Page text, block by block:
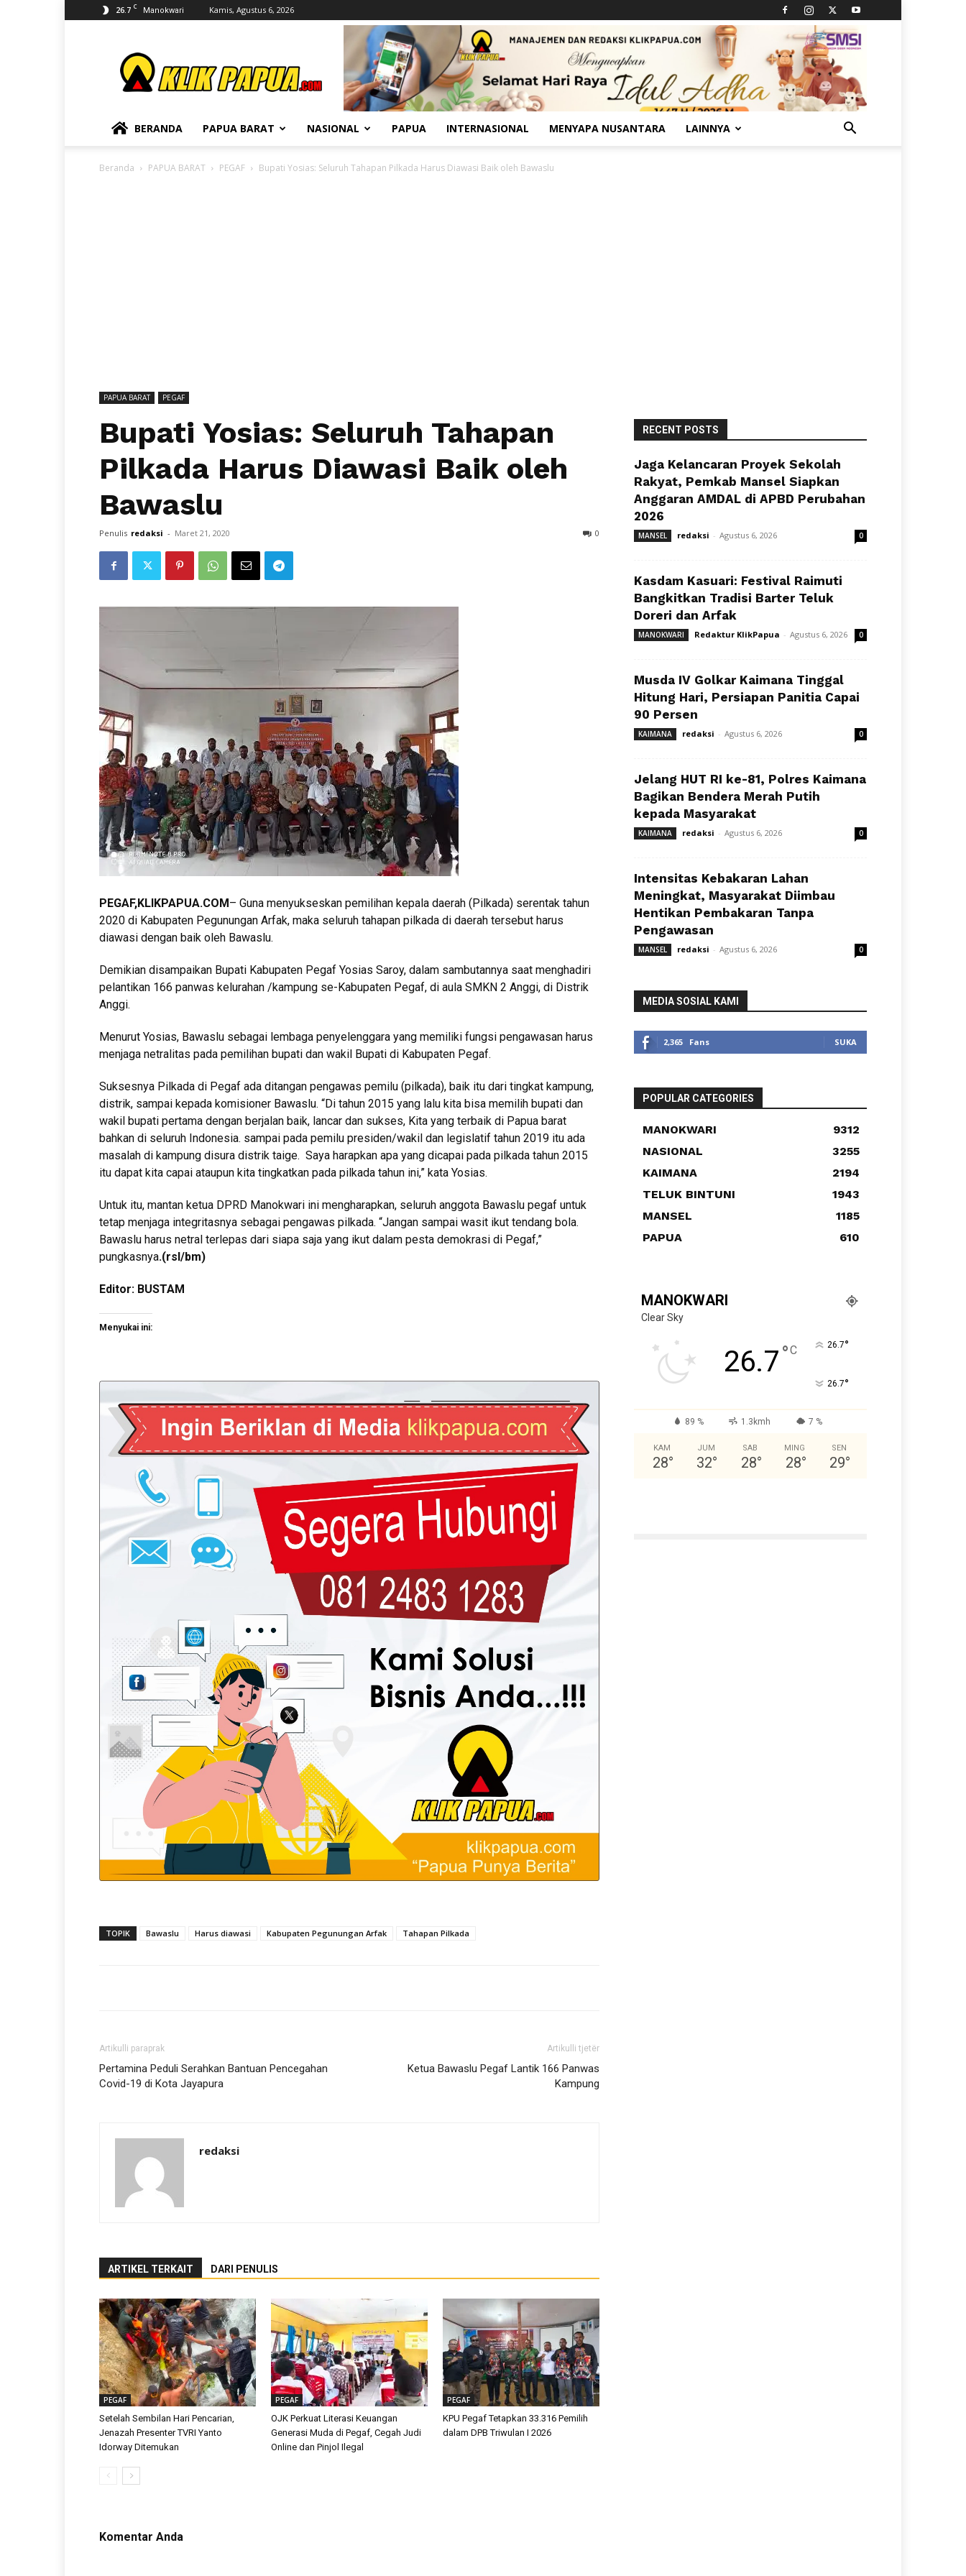
26.7 C Manokwari Kamis, Agustus 6, 2026
BERANDA PAPUA BARAT NASIONAL PAPUA INTERNASIONAL MENYAPA NUSANTARA LAINNYA
Beranda PAPUA BARAT PEGAF Bupati Yosias: Seluruh Tahapan Pilkada Harus Diawasi Baik oleh Bawaslu
PAPUA BARAT PEGAF
Bupati Yosias: Seluruh Tahapan
Pilkada Harus Diawasi Baik oleh
Bawaslu
Penulis redaksi - Maret 21, 2020 0
PEGAF,KLIKPAPUA.COM– Guna menyukseskan pemilihan kepala daerah (Pilkada) serentak tahun
2020 di Kabupaten Pegunungan Arfak, maka seluruh tahapan pilkada di daerah tersebut harus
diawasi dengan baik oleh Bawaslu.
Demikian disampaikan Bupati Kabupaten Pegaf Yosias Saroy, dalam sambutannya saat menghadiri
pelantikan 166 panwas kelurahan /kampung se-Kabupaten Pegaf, di aula SMKN 2 Anggi, di Distrik
Anggi.
Menurut Yosias, Bawaslu sebagai lembaga penyelenggara yang memiliki fungsi pengawasan harus
menjaga netralitas pada pemilihan bupati dan wakil Bupati di Kabupaten Pegaf.
Suksesnya Pilkada di Pegaf ada ditangan pengawas pemilu (pilkada), baik itu dari tingkat kampung,
distrik, sampai kepada komisioner Bawaslu. “Di tahun 2015 yang lalu kita bisa memilih bupati dan
wakil bupati pertama dengan berjalan baik, lancar dan sukses, Kita yang terbaik di Papua barat
bahkan di seluruh Indonesia. sampai pada pemilu presiden/wakil dan legislatif tahun 2019 itu ada
masalah di kampung disura distrik taige. Saya harapkan apa yang dicapai pada pilkada tahun 2015
itu dapat kita capai ataupun kita tingkatkan pada pilkada tahun ini,” kata Yosias.
Untuk itu, mantan ketua DPRD Manokwari ini mengharapkan, seluruh anggota Bawaslu pegaf untuk
tetap menjaga integritasnya sebagai pengawas pilkada. “Jangan sampai wasit ikut tendang bola.
Bawaslu harus netral terlepas dari siapa saja yang ikut dalam pesta demokrasi di Pegaf,”
pungkasnya.(rsl/bm)
Editor: BUSTAM
Menyukai ini:
TOPIK Bawaslu Harus diawasi Kabupaten Pegunungan Arfak Tahapan Pilkada
Artikulli paraprak
Pertamina Peduli Serahkan Bantuan Pencegahan
Covid-19 di Kota Jayapura
Artikulli tjetër
Ketua Bawaslu Pegaf Lantik 166 Panwas
Kampung
redaksi
ARTIKEL TERKAIT DARI PENULIS
PEGAF
Setelah Sembilan Hari Pencarian,
Jenazah Presenter TVRI Yanto
Idorway Ditemukan
PEGAF
OJK Perkuat Literasi Keuangan
Generasi Muda di Pegaf, Cegah Judi
Online dan Pinjol Ilegal
PEGAF
KPU Pegaf Tetapkan 33.316 Pemilih
dalam DPB Triwulan I 2026
Komentar Anda
RECENT POSTS
Jaga Kelancaran Proyek Sekolah
Rakyat, Pemkab Mansel Siapkan
Anggaran AMDAL di APBD Perubahan
2026
MANSEL redaksi - Agustus 6, 2026 0
Kasdam Kasuari: Festival Raimuti
Bangkitkan Tradisi Barter Teluk
Doreri dan Arfak
MANOKWARI Redaktur KlikPapua - Agustus 6, 2026 0
Musda IV Golkar Kaimana Tinggal
Hitung Hari, Persiapan Panitia Capai
90 Persen
KAIMANA redaksi - Agustus 6, 2026 0
Jelang HUT RI ke-81, Polres Kaimana
Bagikan Bendera Merah Putih
kepada Masyarakat
KAIMANA redaksi - Agustus 6, 2026 0
Intensitas Kebakaran Lahan
Meningkat, Masyarakat Diimbau
Hentikan Pembakaran Tanpa
Pengawasan
MANSEL redaksi - Agustus 6, 2026 0
MEDIA SOSIAL KAMI
2,365 Fans SUKA
POPULAR CATEGORIES
MANOKWARI
9312
NASIONAL
3255
KAIMANA
2194
TELUK BINTUNI
1943
MANSEL
1185
PAPUA
610
MANOKWARI
Clear Sky
26.7°C 26.7°
26.7°
89 % 1.3kmh 7 %
KAM
28°
JUM
32°
SAB
28°
MING
28°
SEN
29°